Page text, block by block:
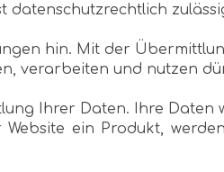
datenschutzrechtlich
hin. Mit der
verarbeiten und nutzen
Ihrer Daten. Ihre Daten
ein Produkt,